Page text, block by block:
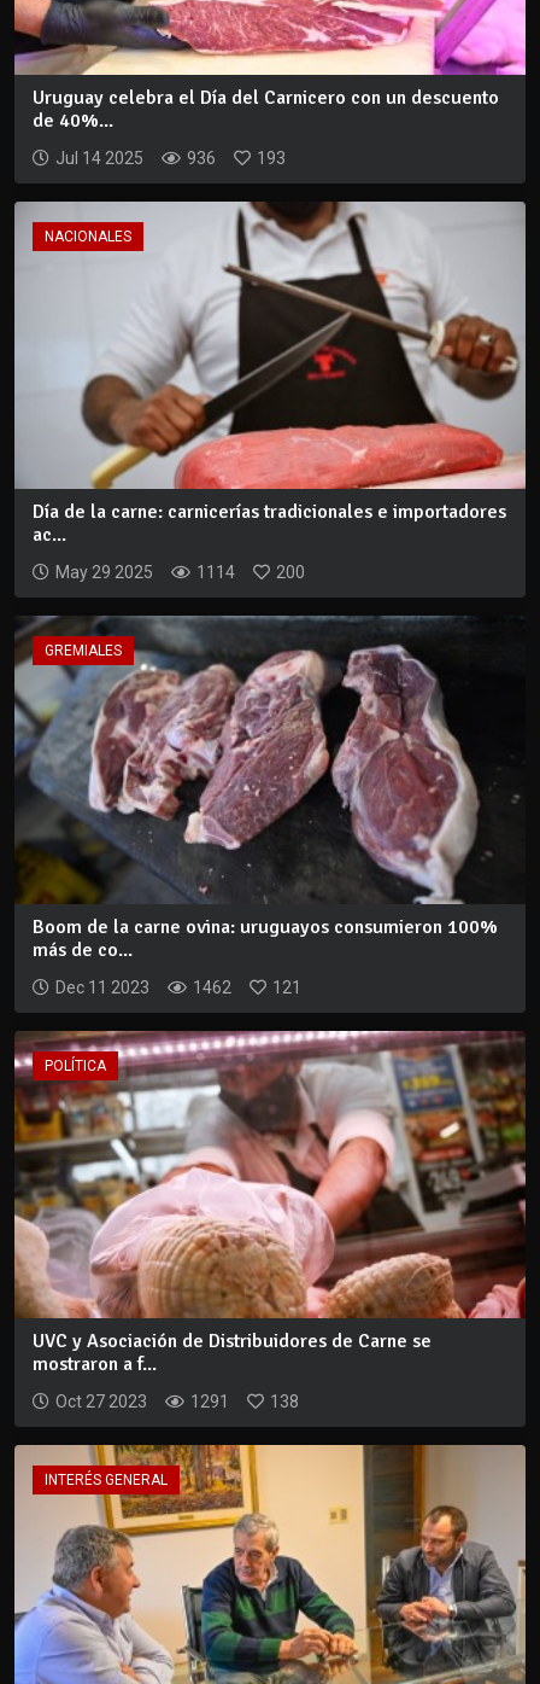
Uruguay celebra el Día del Carnicero con un descuento
de 40%...
Jul 14 2025 936 193
NACIONALES
Día de la carne: carnicerías tradicionales e importadores
ac...
May 29 2025 1114 200
GREMIALES
Boom de la carne ovina: uruguayos consumieron 100%
más de co...
Dec 11 2023 1462 121
POLÍTICA
UVC y Asociación de Distribuidores de Carne se
mostraron a f...
Oct 27 2023 1291 138
INTERÉS GENERAL